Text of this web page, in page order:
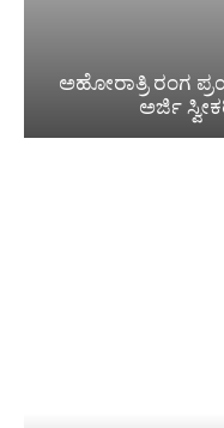
ಅಹೋರಾತ್ರಿ ರಂಗ
ಅರ್ಜಿ